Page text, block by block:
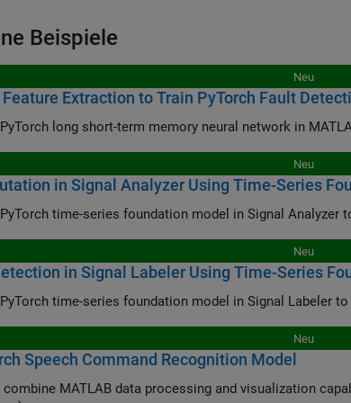
Beispiele
Neu
Extraction to Train PyTorch Fault
long short-term memory neural network in
Neu
in Signal Analyzer Using Time-Series
Neu
in Signal Labeler Using Time-Series
Neu
Speech Command Recognition Model
combine MATLAB data processing and visualization